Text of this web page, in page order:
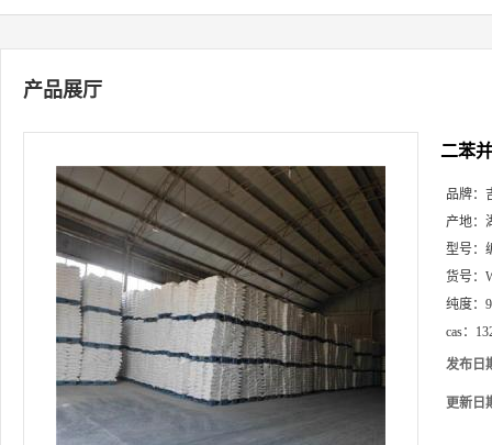
产品展厅
二苯
品牌：
产地：
型号：
货号：
纯度：
cas：
发布日
更新日